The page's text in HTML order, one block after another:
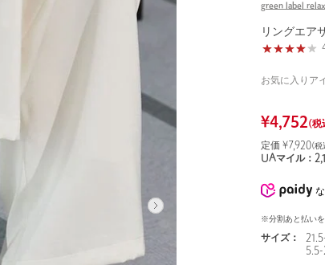
green label
リングエア
お気に入りア
¥4,752(税
定価 ¥7,920(税
UAマイル：
※分割あと払いを
サイズ：